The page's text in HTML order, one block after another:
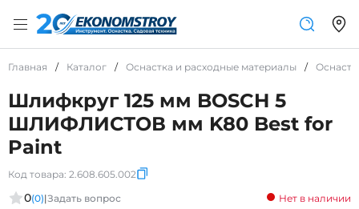
Главная / Каталог / Оснастка и расходные материалы /
Шлифкруг 125 мм BOSCH 5
ШЛИФЛИСТОВ мм K80 Best for
Paint
Код товара: 2.608.605.002
0(0)|Задать вопрос Нет в наличии